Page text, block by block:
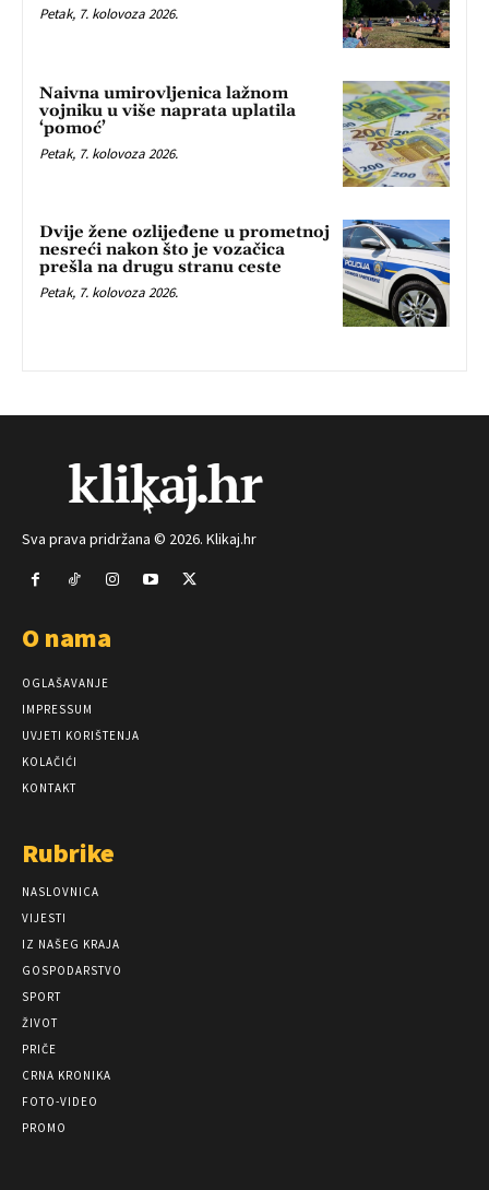
Petak, 7. kolovoza 2026.
Naivna umirovljenica lažnom
vojniku u više naprata uplatila
‘pomoć’
Petak, 7. kolovoza 2026.
Dvije žene ozlijeđene u prometnoj
nesreći nakon što je vozačica
prešla na drugu stranu ceste
Petak, 7. kolovoza 2026.
Sva prava pridržana © 2026. Klikaj.hr
O nama
OGLAŠAVANJE
IMPRESSUM
UVJETI KORIŠTENJA
KOLAČIĆI
KONTAKT
Rubrike
NASLOVNICA
VIJESTI
IZ NAŠEG KRAJA
GOSPODARSTVO
SPORT
ŽIVOT
PRIČE
CRNA KRONIKA
FOTO-VIDEO
PROMO